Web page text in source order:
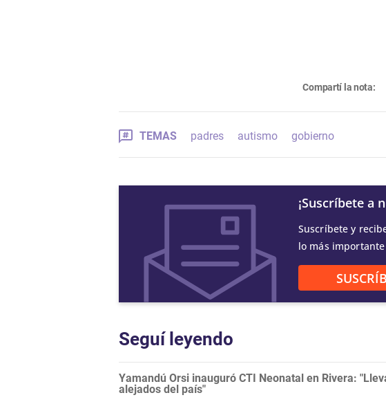
Compartí la nota:
TEMAS padres autismo gobierno
¡Suscríbete a
Suscríbete y
lo más
Seguí leyendo
Yamandú Orsi inauguró CTI Neonatal en Rivera:
alejados del país"